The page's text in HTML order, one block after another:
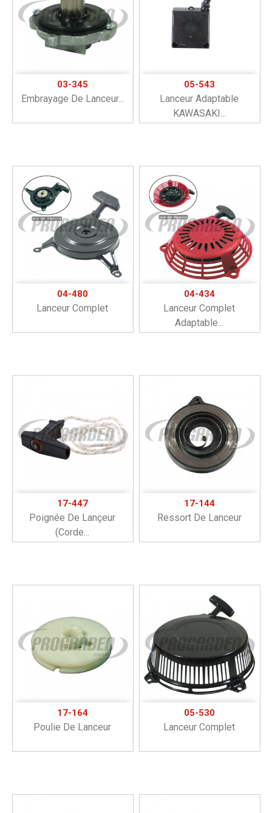
03-345
Embrayage De Lanceur...
05-543
Lanceur Adaptable
KAWASAKI...
04-480
Lanceur Complet
04-434
Lanceur Complet
Adaptable...
17-447
Poignée De Lançeur
(corde...
17-144
Ressort De Lanceur
17-164
Poulie De Lanceur
05-530
Lanceur Complet